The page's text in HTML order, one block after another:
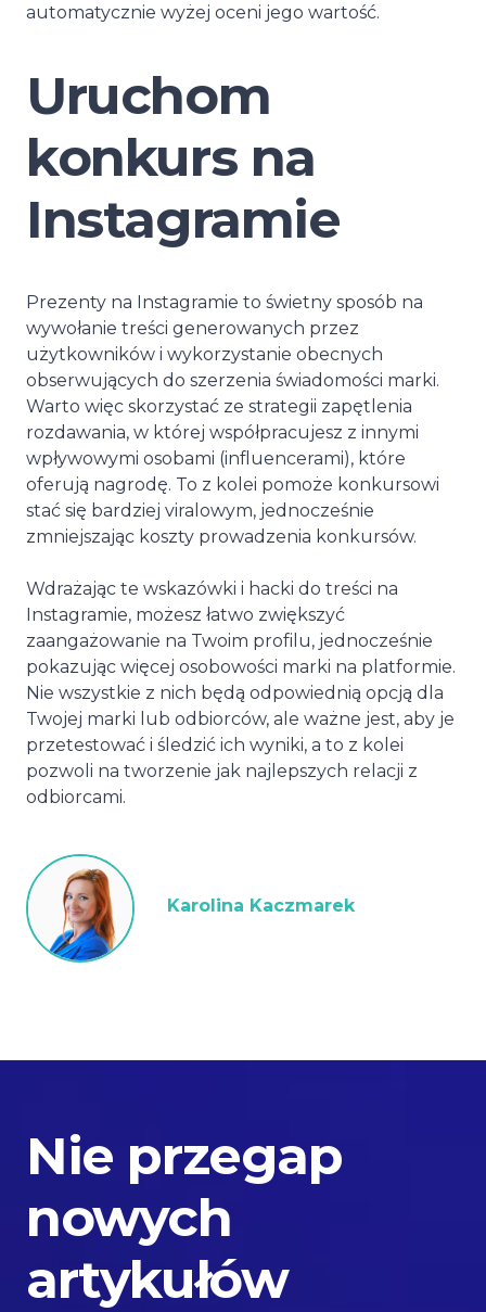
automatycznie wyżej oceni jego wartość.
Uruchom
konkurs na
Instagramie
Prezenty na Instagramie to świetny sposób na
wywołanie treści generowanych przez
użytkowników i wykorzystanie obecnych
obserwujących do szerzenia świadomości marki.
Warto więc skorzystać ze strategii zapętlenia
rozdawania, w której współpracujesz z innymi
wpływowymi osobami (influencerami), które
oferują nagrodę. To z kolei pomoże konkursowi
stać się bardziej viralowym, jednocześnie
zmniejszając koszty prowadzenia konkursów.
Wdrażając te wskazówki i hacki do treści na
Instagramie, możesz łatwo zwiększyć
zaangażowanie na Twoim profilu, jednocześnie
pokazując więcej osobowości marki na platformie.
Nie wszystkie z nich będą odpowiednią opcją dla
Twojej marki lub odbiorców, ale ważne jest, aby je
przetestować i śledzić ich wyniki, a to z kolei
pozwoli na tworzenie jak najlepszych relacji z
odbiorcami.
Karolina Kaczmarek
Nie przegap
nowych
artykułów